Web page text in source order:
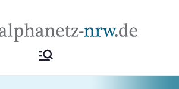
Alphan